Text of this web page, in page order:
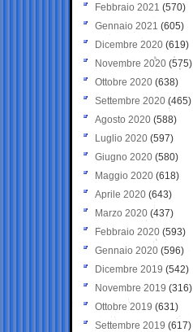
Febbraio 2021 (570)
Gennaio 2021 (605)
Dicembre 2020 (619)
Novembre 2020 (575)
Ottobre 2020 (638)
Settembre 2020(465)
Agosto 2020 (588)
Luglio 2020 (597)
Giugno 2020 (580)
Maggio 2020 (618)
Aprile 2020 (643)
Marzo 2020 (437)
Febbraio 2020 (593)
Gennaio 2020 (596)
Dicembre 2019 (542)
Novembre 2019 (316)
Ottobre 2019 (631)
Settembre 2019 (617)